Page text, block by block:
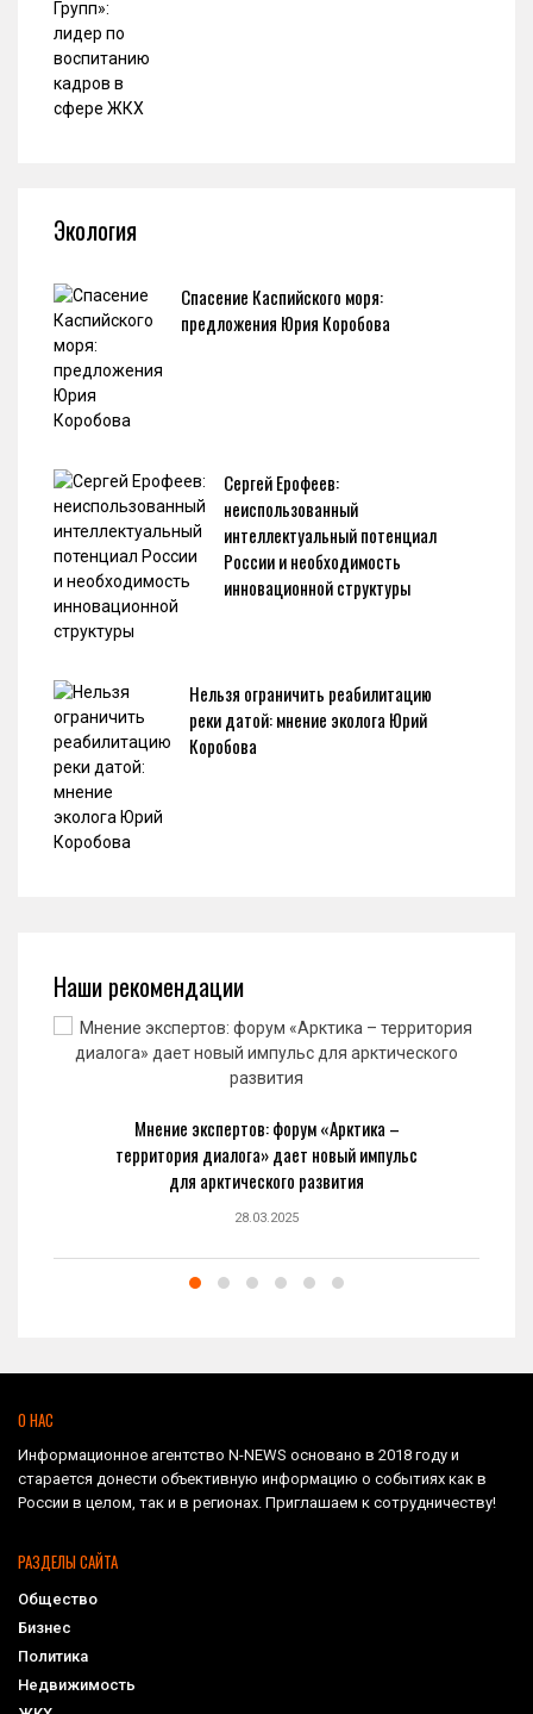
Экология
Спасение Каспийского моря:
предложения Юрия Коробова
Сергей Ерофеев:
неиспользованный
интеллектуальный потенциал
России и необходимость
инновационной структуры
Нельзя ограничить реабилитацию
реки датой: мнение эколога Юрий
Коробова
Наши рекомендации
Мнение экспертов: форум «Арктика –
территория диалога» дает новый импульс
для арктического развития
28.03.2025
О НАС
Информационное агентство N-NEWS основано в 2018 году и
старается донести объективную информацию о событиях как в
России в целом, так и в регионах. Приглашаем к сотрудничеству!
РАЗДЕЛЫ САЙТА
Общество
Бизнес
Политика
Недвижимость